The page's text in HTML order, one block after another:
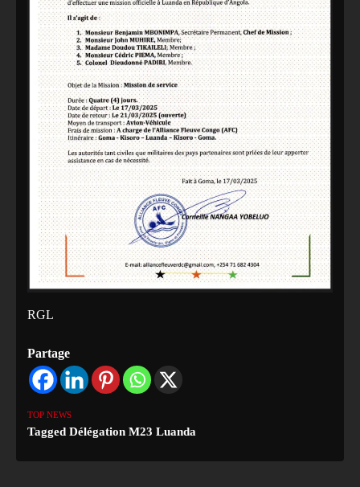
RGL
Partage
TOP NEWS
Tagged Délégation M23 Luanda